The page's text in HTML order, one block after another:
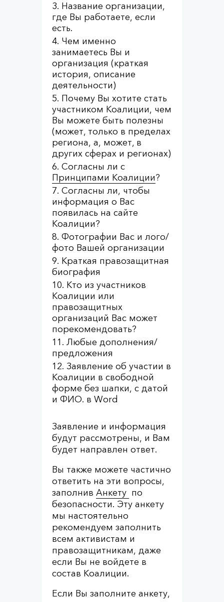
Название организации,
где Вы работаете, если
есть.
Чем именно
занимаетесь Вы и
организация (краткая
история, описание
деятельности)
Почему Вы хотите стать
участником Коалиции, чем
Вы можете быть полезны
(может, только в пределах
региона, а, может, в
других сферах и регионах)
Согласны ли с
Принципами Коалиции?
Согласны ли, чтобы
информация о Вас
появилась на сайте
Коалиции?
Фотографии Вас и лого/
фото Вашей организации
Краткая правозащитная
биография
Кто из участников
Коалиции или
правозащитных
организаций Вас может
порекомендовать?
Любые дополнения/
предложения
Заявление об участии в
Коалиции в свободной
форме без шапки, с датой
и ФИО. в Word
Заявление и информация
будут рассмотрены, и Вам
будет направлен ответ.
Вы также можете частично
ответить на эти вопросы,
заполнив Анкету по
безопасности. Эту анкету
мы настоятельно
рекомендуем заполнить
всем активистам и
правозащитникам, даже
если Вы не войдете в
состав Коалиции.
Если Вы заполните анкету,